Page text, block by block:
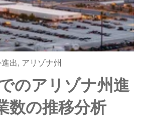
出, アリゾナ州
のアリゾナ州進
数の推移分析